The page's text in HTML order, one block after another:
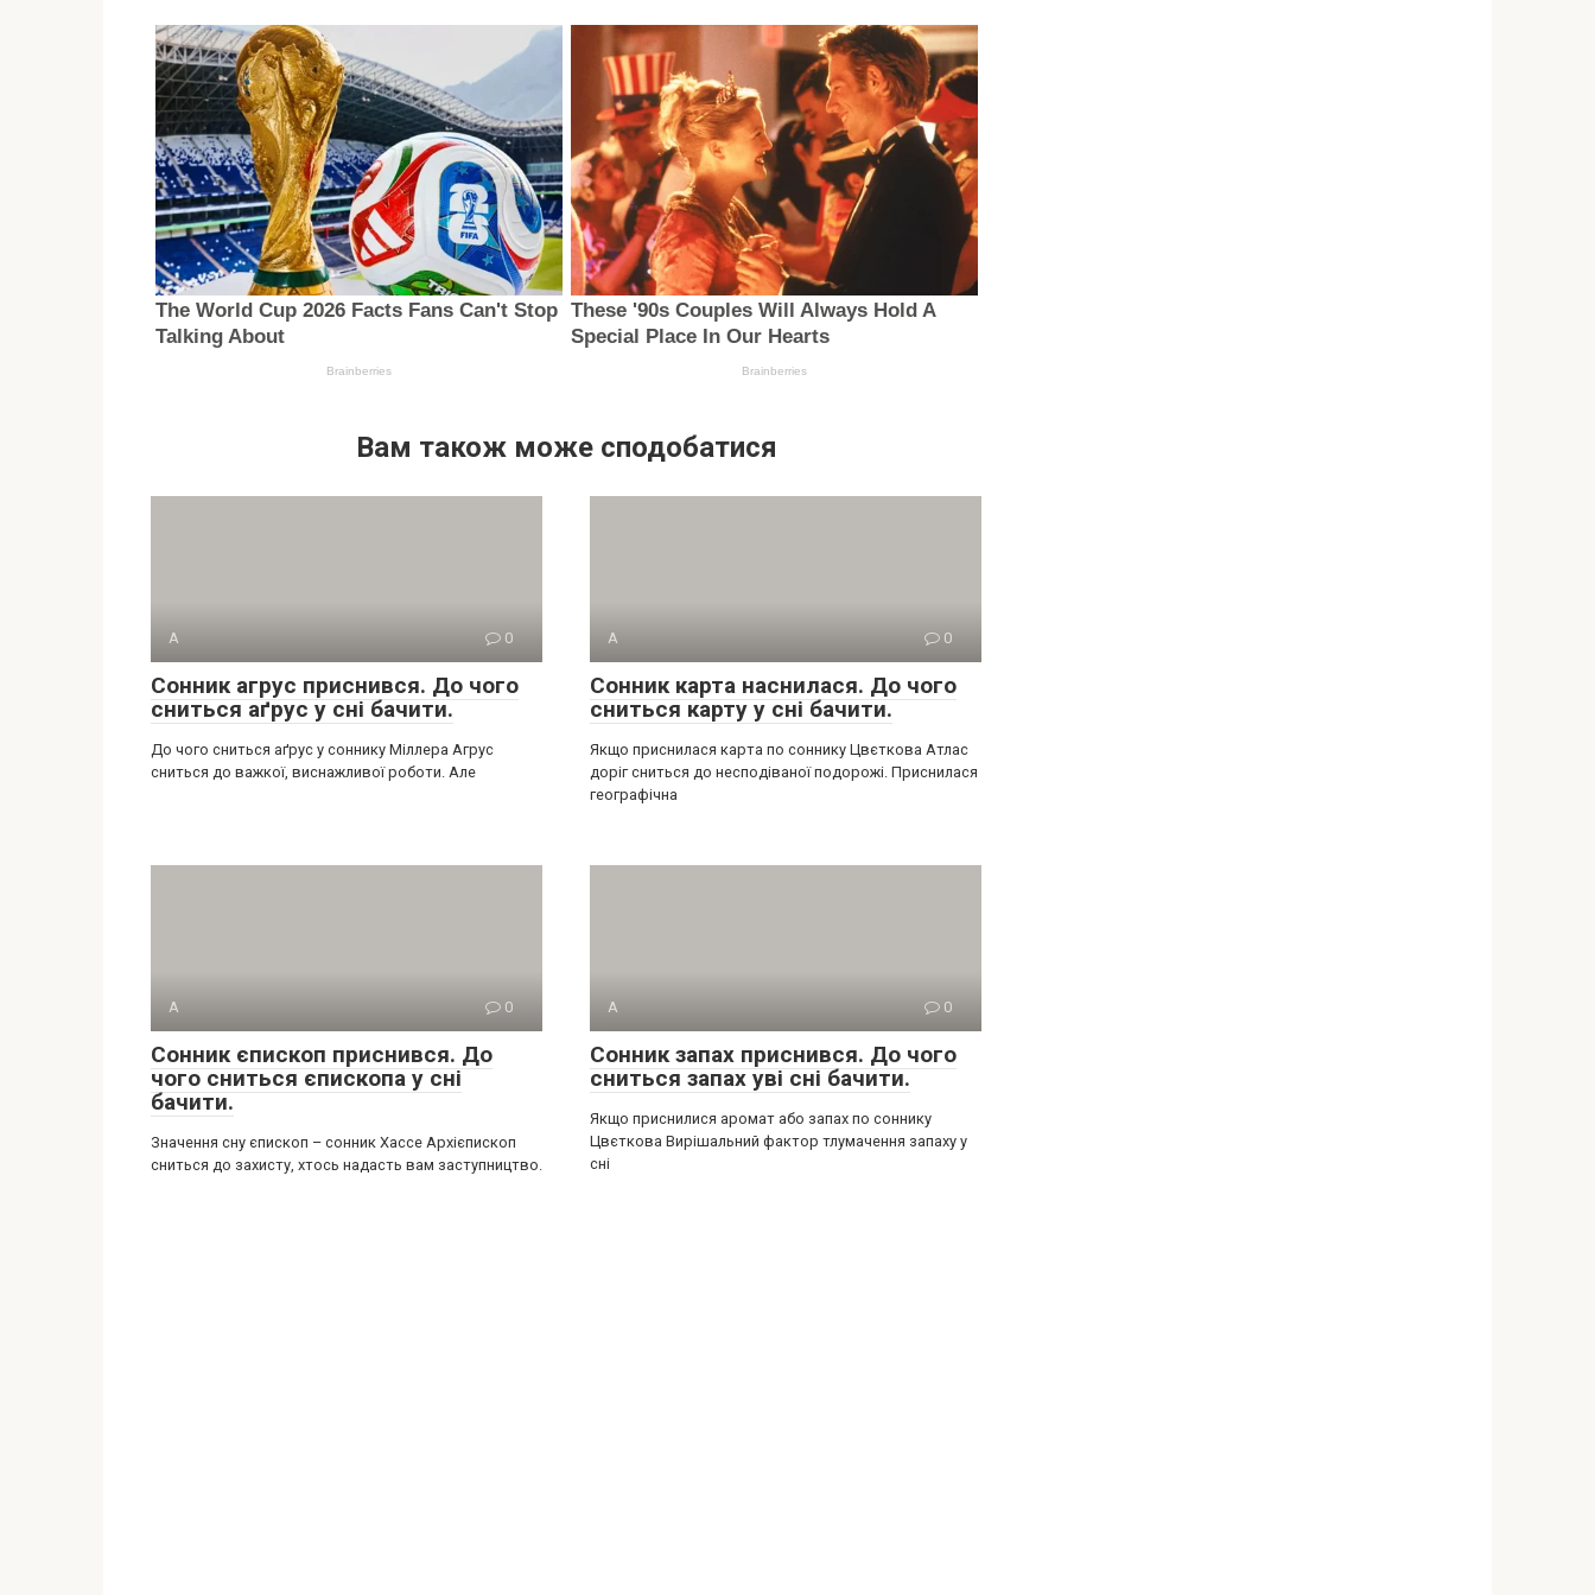
Вам також може сподобатися
А 0
Сонник агрус приснився. До чого
сниться аґрус у сні бачити.
До чого сниться аґрус у соннику Міллера Агрус
сниться до важкої, виснажливої роботи. Але
А 0
Сонник карта наснилася. До чого
сниться карту у сні бачити.
Якщо приснилася карта по соннику Цвєткова Атлас
доріг сниться до несподіваної подорожі. Приснилася
географічна
А 0
Сонник єпископ приснився. До
чого сниться єпископа у сні
бачити.
Значення сну єпископ – сонник Хассе Архієпископ
сниться до захисту, хтось надасть вам заступництво.
А 0
Сонник запах приснився. До чого
сниться запах уві сні бачити.
Якщо приснилися аромат або запах по соннику
Цвєткова Вирішальний фактор тлумачення запаху у
сні